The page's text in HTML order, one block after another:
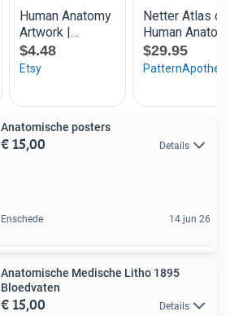
Anatomische posters
€ 15,00 Details
Enschede 14 jun 26
Anatomische Medische Litho 1895
Bloedvaten
€ 15,00 Details